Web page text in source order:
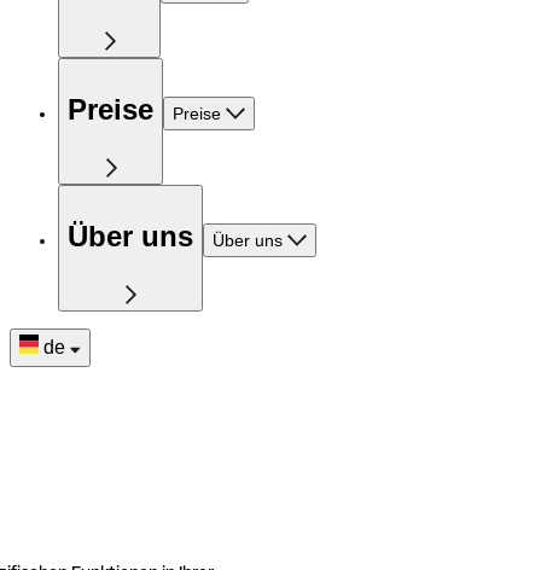
Preise Preise
Über uns Über uns
de